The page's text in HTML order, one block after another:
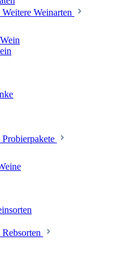
Weinarten